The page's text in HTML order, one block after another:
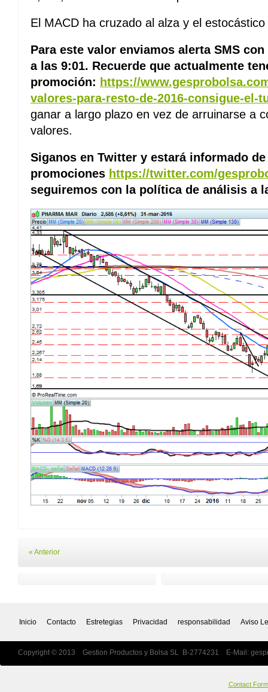
El MACD ha cruzado al alza y el
Para este valor enviamos alerta SMS
a las 9:01. Recuerde que actualmente
promoción: https://
valores-para-resto-de-2016-consigue-el-
ganar a largo plazo en vez de arruinarse a
valores.
Siganos en Twitter y estará informado
promociones https://twitter.com/
seguiremos con la política de análisis a
« Anterior
Inicio Contacto Estretegias Privacidad responsabilidad Aviso
Copyright © 2013 Gestion Productos y Bolsa SL B-2774231 E-Mail:
Contact Form